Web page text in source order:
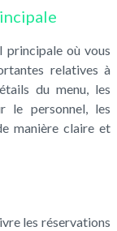
principale où vous
relatives à
du menu, les
le personnel, les
manière claire et
les réservations